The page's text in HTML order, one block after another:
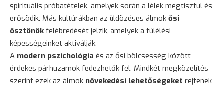
spirituális próbatételek, amelyek során a lélek megtisztul és
erősödik. Más kultúrákban az üldözéses álmok ősi
ösztönökfelébredését jelzik, amelyek a túlélési
képességeinket aktiválják.
A modern pszichológia és az ősi bölcsesség között
érdekes párhuzamok fedezhetők fel. Mindkét megközelítés
szerint ezek az álmok növekedési lehetőségeket rejtenek